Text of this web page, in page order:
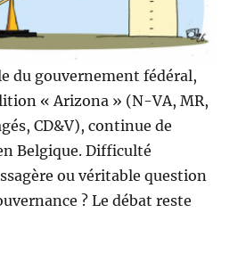
du gouvernement fédéral,
« Arizona » (N-VA, MR,
CD&V), continue de
Belgique. Difficulté
ou véritable question
? Le débat reste